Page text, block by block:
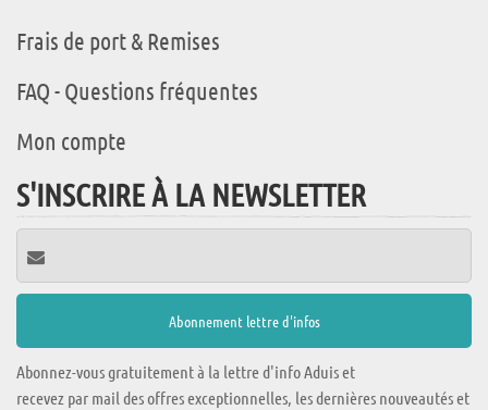
Frais de port & Remises
FAQ - Questions fréquentes
Mon compte
S'INSCRIRE À LA NEWSLETTER
Abonnez-vous gratuitement à la lettre d'info Aduis et
recevez par mail des offres exceptionnelles, les dernières nouveautés et